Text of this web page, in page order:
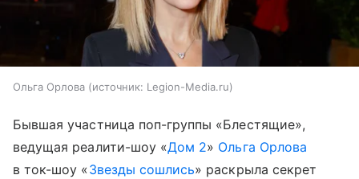
Ольга Орлова источник: Legion-Media.ru
Бывшая участница поп-группы «Блестящие»,
ведущая реалити-шоу «Дом 2» Ольга Орлова
в ток-шоу «Звезды сошлись» раскрыла секрет